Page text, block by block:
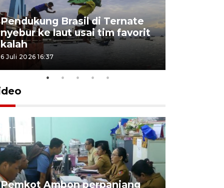
Pendukung Brasil di Ternate
nyebur ke laut usai tim favorit
kalah
6 Juli 2026 16:37
Pemkot Ambon perpanjang